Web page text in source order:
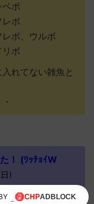
ボ
ボ
レボ、ウルボ
ボ
れてない雑魚と
！ (ﾜｯﾁｮｲW
)